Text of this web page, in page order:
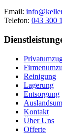
Email:
Telefon: 043 300
Reinigung
Lagerung
Entsorgung
Kontakt
Über Uns
Offerte